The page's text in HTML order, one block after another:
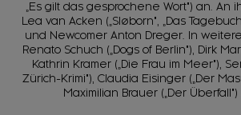
„Es gilt das gesprochene Wort") an. An
Lea van Acken („Sløborn", „Das
und Newcomer Anton Dreger. In
Renato Schuch („Dogs of Berlin"), Dirk
Kathrin Kramer („Die Frau im Meer"),
Zürich-Krimi"), Claudia Eisinger („Der
Maximilian Brauer („Der